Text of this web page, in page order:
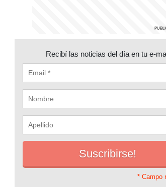
Recibí las noticias del día en tu e-
* Campo